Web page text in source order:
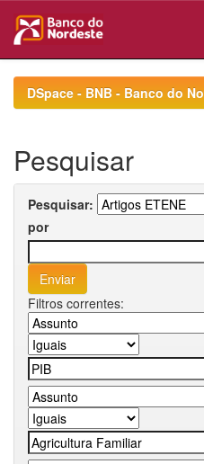
navigationDSpace - BNB - Banco do
Pesquisar
Pesquisar:
por
Filtros correntes: